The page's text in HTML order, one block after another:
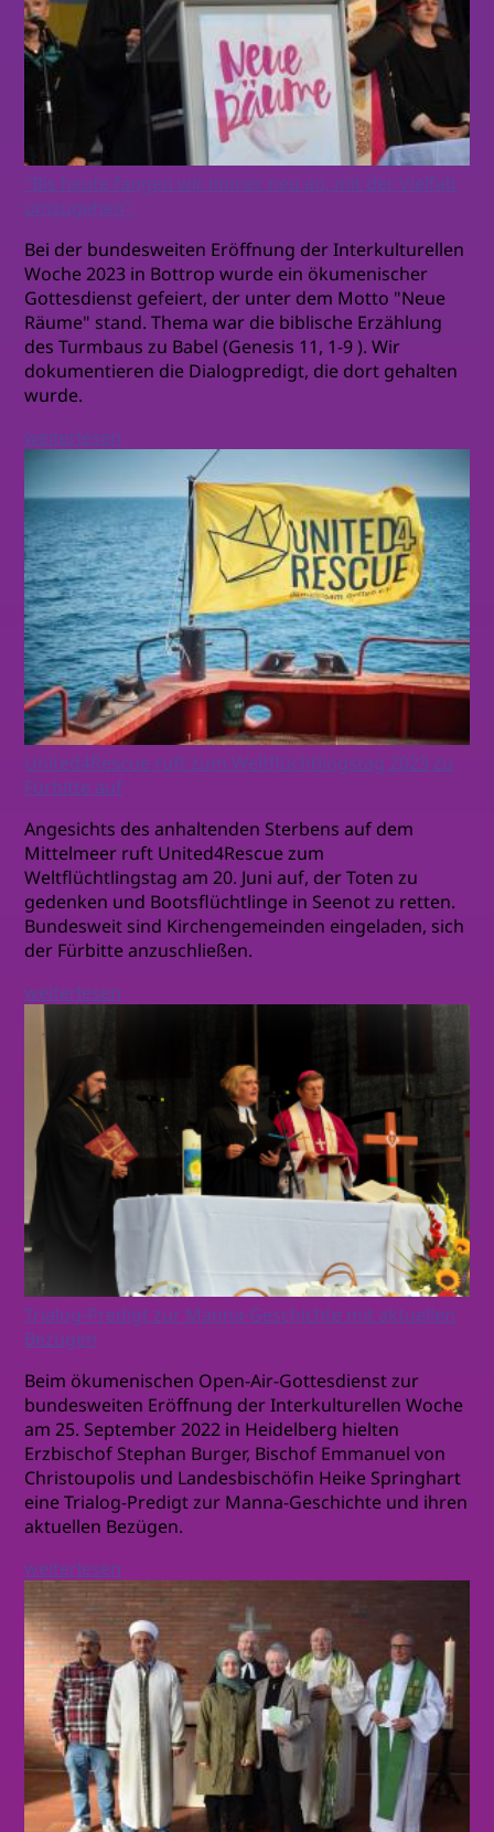
"Bis heute fangen wir immer neu an, mit der Vielfalt
umzugehen"
Bei der bundesweiten Eröffnung der Interkulturellen
Woche 2023 in Bottrop wurde ein ökumenischer
Gottesdienst gefeiert, der unter dem Motto "Neue
Räume" stand. Thema war die biblische Erzählung
des Turmbaus zu Babel (Genesis 11, 1-9 ). Wir
dokumentieren die Dialogpredigt, die dort gehalten
wurde.
weiterlesen
United4Rescue ruft zum Weltflüchtlingstag 2023 zu
Fürbitte auf
Angesichts des anhaltenden Sterbens auf dem
Mittelmeer ruft United4Rescue zum
Weltflüchtlingstag am 20. Juni auf, der Toten zu
gedenken und Bootsflüchtlinge in Seenot zu retten.
Bundesweit sind Kirchengemeinden eingeladen, sich
der Fürbitte anzuschließen.
weiterlesen
Trialog-Predigt zur Manna-Geschichte mit aktuellen
Bezügen
Beim ökumenischen Open-Air-Gottesdienst zur
bundesweiten Eröffnung der Interkulturellen Woche
am 25. September 2022 in Heidelberg hielten
Erzbischof Stephan Burger, Bischof Emmanuel von
Christoupolis und Landesbischöfin Heike Springhart
eine Trialog-Predigt zur Manna-Geschichte und ihren
aktuellen Bezügen.
weiterlesen